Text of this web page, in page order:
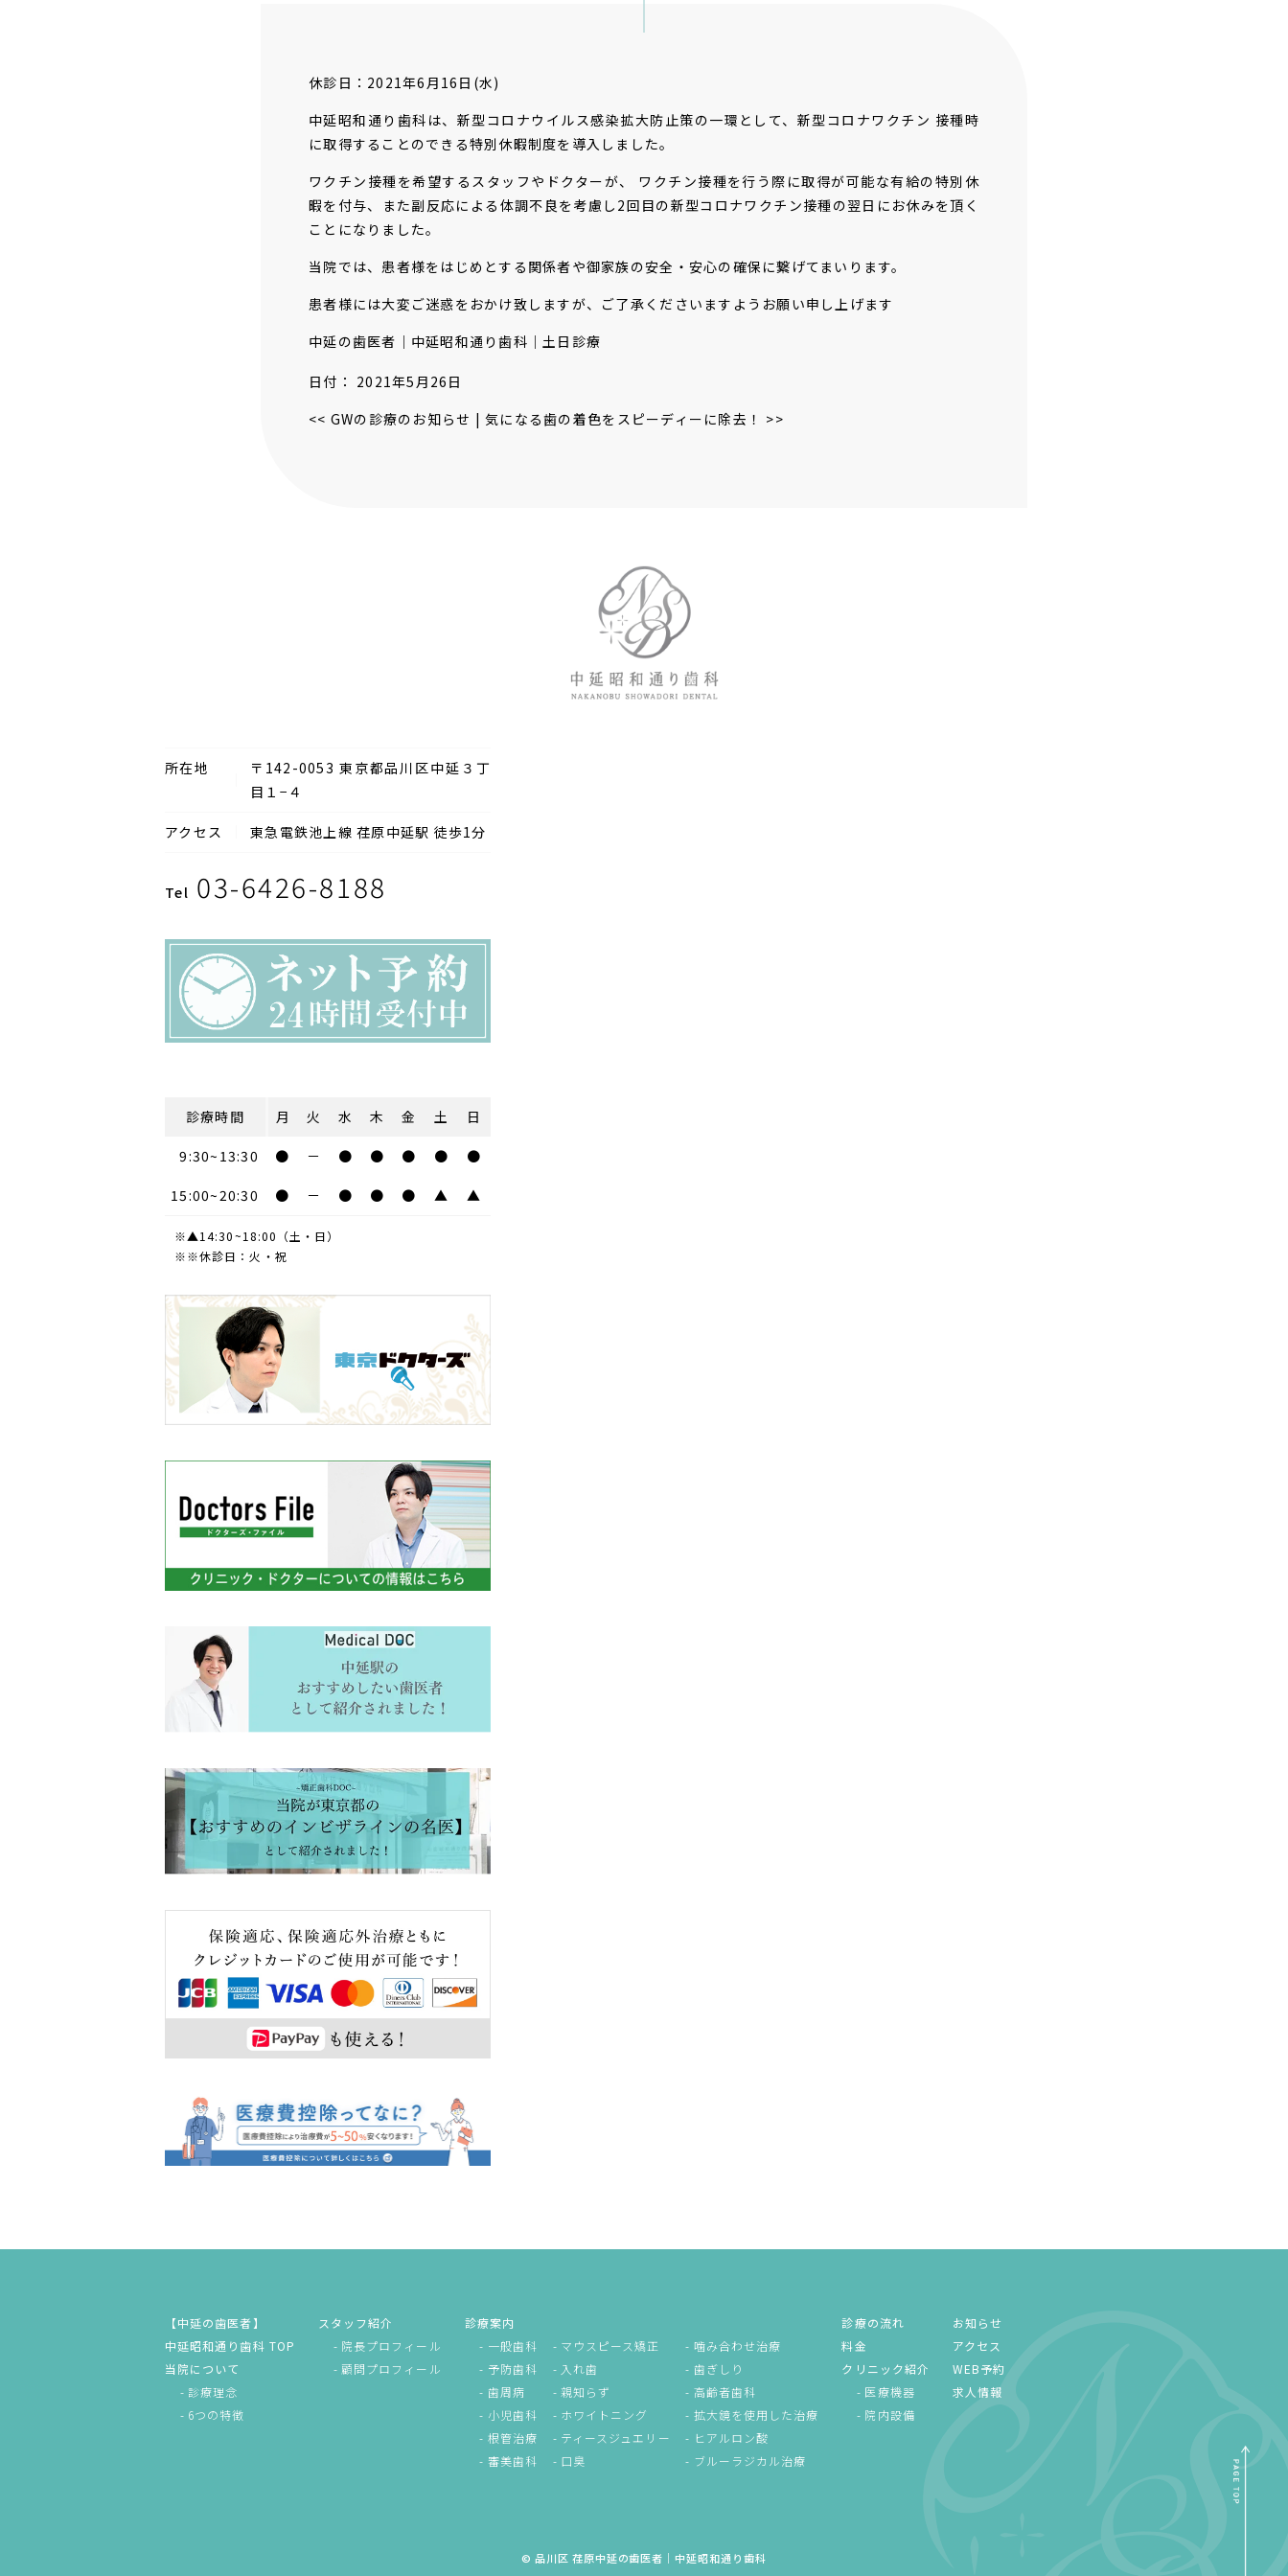
休診日： 2021年6月16日(水)
中延昭和通り歯科は、新型コロナウイルス感染拡大防止策の一環として、新型コロナワクチン 接種時
に取得することのできる特別休暇制度を導入しました。
ワクチン接種を希望するスタッフやドクターが、 ワクチン接種を行う際に取得が可能な有給の特別休
暇を付与、また副反応による体調不良を考慮し2回目の新型コロナワクチン接種の翌日にお休みを頂く
ことになりました。
当院では、患者様をはじめとする関係者や御家族の安全・安心の確保に繋げてまいります。
患者様には大変ご迷惑をおかけ致しますが、ご了承くださいますようお願い申し上げます
中延の歯医者｜中延昭和通り歯科｜土日診療
日付： 2021年5月26日
<< GWの診療のお知らせ |気になる歯の着色を スピーディーに除去！ >>
所在地 〒142-0053 東京都品川区中延３丁
目１−４
アクセス 東急電鉄池上線 荏原中延駅 徒歩1分
Tel 03-6426-8188
診療時間 月 火 水 木 金 土 日
9:30~13:30 ● － ● ● ● ● ●
15:00~20:30 ● － ● ● ● ▲ ▲
※▲14:30~18:00（土・日）
※※休診日：火・祝
【中延の歯医者】
中延昭和通り歯科 TOP
当院について
診療理念
6つの特徴
スタッフ紹介
院長プロフィール
顧問プロフィール
診療案内
一般歯科
予防歯科
歯周病
小児歯科
根管治療
審美歯科
マウスピース矯正
入れ歯
親知らず
ホワイトニング
ティースジュエリー
口臭
噛み合わせ治療
歯ぎしり
高齢者歯科
拡大鏡を使用した治療
ヒアルロン酸
ブルーラジカル治療
診療の流れ
料金
クリニック紹介
医療機器
院内設備
お知らせ
アクセス
WEB予約
求人情報
© 品川区 荏原中延の歯医者｜中延昭和通り歯科